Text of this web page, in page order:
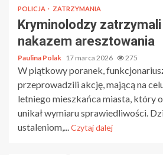
POLICJA ZATRZYMANIA
Kryminolodzy
nakazem aresztowania
Paulina Polak 17 marca 2026 275
W piątkowy poranek,
przeprowadzili akcję, mającą na
letniego mieszkańca miasta, który
unikał wymiaru sprawiedliwości.
ustaleniom,...Czytaj dalej